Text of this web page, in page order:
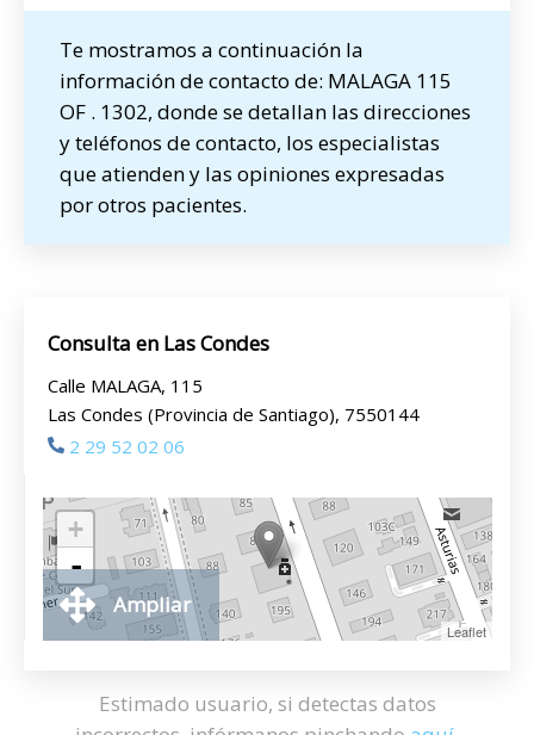
Te mostramos a continuación la
información de contacto de: MALAGA 115
OF . 1302, donde se detallan las direcciones
y teléfonos de contacto, los especialistas
que atienden y las opiniones expresadas
por otros pacientes.
Consulta en Las Condes
Calle MALAGA, 115
Las Condes (Provincia de Santiago), 7550144
2 29 52 02 06
+
-
Leaflet
Ampliar
Estimado usuario, si detectas datos